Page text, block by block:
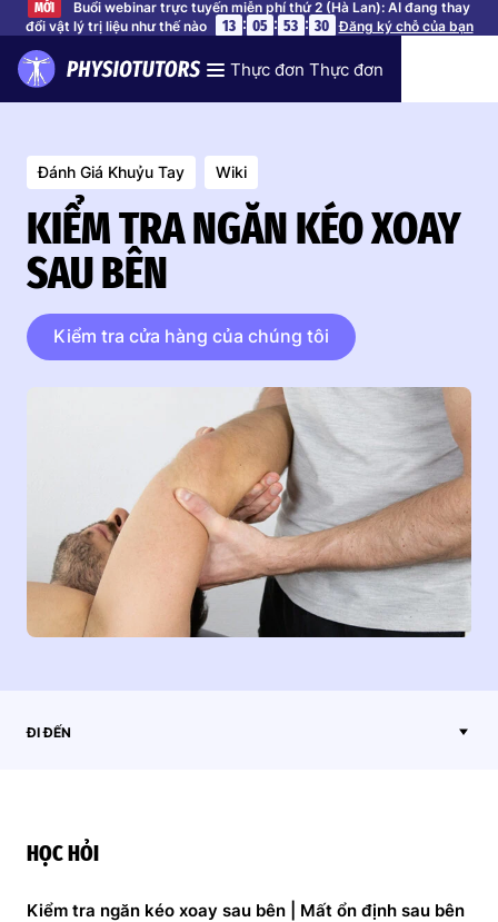
MỚI
Buổi webinar trực tuyến miễn phí thứ 2 (Hà Lan): AI đang thay
đổi vật lý trị liệu như thế nào
13 : 05 : 53 : 30 Đăng ký chỗ của bạn
Thực đơn Thực đơn
Đánh Giá Khuỷu Tay Wiki
KIỂM TRA NGĂN KÉO XOAY
SAU BÊN
Kiểm tra cửa hàng của chúng tôi
ĐI ĐẾN
HỌC HỎI
Kiểm tra ngăn kéo xoay sau bên | Mất ổn định sau bên